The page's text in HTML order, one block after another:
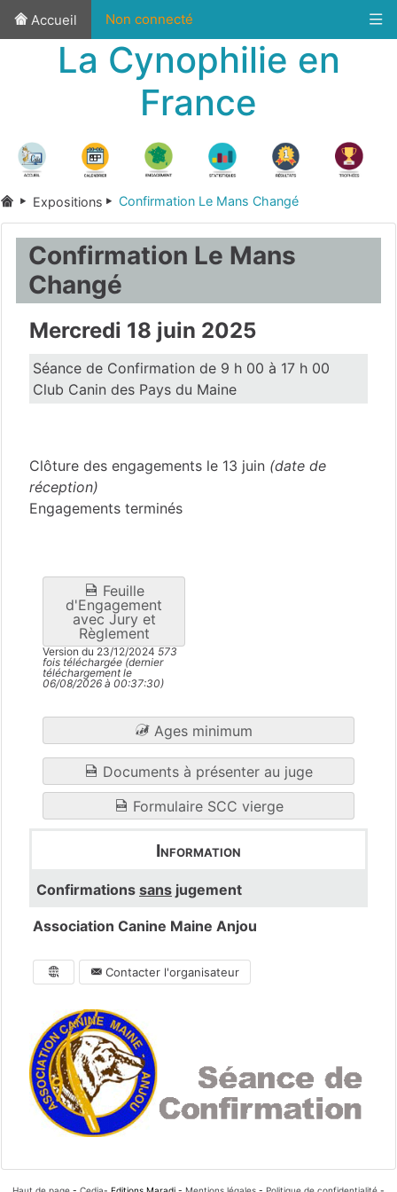
Accueil Non connecté
La Cynophilie en
France
Expositions Confirmation Le Mans Changé
Confirmation Le Mans
Changé
Mercredi 18 juin 2025
Séance de Confirmation de 9 h 00 à 17 h 00
Club Canin des Pays du Maine
Clôture des engagements le 13 juin (date de
réception)
Engagements terminés
Feuille
d'Engagement
avec Jury et
Règlement
Version du 23/12/2024 573
fois téléchargée (dernier
téléchargement le
06/08/2026 à 00:37:30)
Ages minimum
Documents à présenter au juge
Formulaire SCC vierge
Information
Confirmations sans jugement
Association Canine Maine Anjou
Contacter l'organisateur